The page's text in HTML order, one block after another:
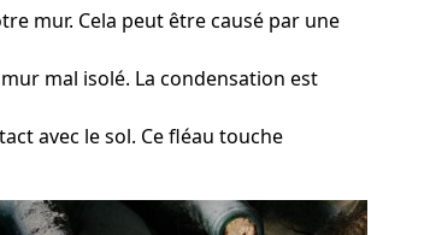
mur. Cela peut être causé par une
mal isolé. La condensation est
avec le sol. Ce fléau touche